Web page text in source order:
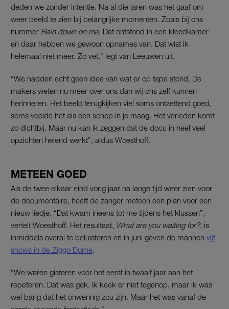
deden we zonder intentie. Na al die jaren was het gaaf om
weer beeld te zien bij belangrijke momenten. Zoals bij ons
nummer Rain down on me. Dat ontstond in een kleedkamer
en daar hebben we gewoon opnames van. Dat wist ik
helemaal niet meer. Zo vet,” legt van Leeuwen uit.
“We hadden echt geen idee van wat er op tape stond. De
makers weten nu meer over ons dan wij ons zelf kunnen
herinneren. Het beeld terugkijken viel soms ontzettend goed,
soms voelde het als een schop in je maag. Het verleden komt
zo dichtbij. Maar nu kan ik zeggen dat de docu in heel veel
opzichten helend werkt”, aldus Woesthoff.
METEEN GOED
Als de twee elkaar eind vorig jaar na lange tijd weer zien voor
de documentaire, heeft de zanger meteen een plan voor een
nieuw liedje. “Dat kwam ineens tot me tijdens het klussen”,
vertelt Woesthoff. Het resultaat, What are you waiting for?, is
inmiddels overal te beluisteren en in juni geven de mannen vijf
shows in de Ziggo Dome
“We waren gisteren voor het eerst in twaalf jaar aan het
repeteren. Dat was gek. Ik keek er niet tegenop, maar ik was
wel bang dat het onwennig zou zijn. Maar het was vanaf de